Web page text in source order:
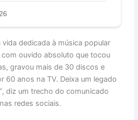
vida dedicada à música popular
ouvido absoluto que tocou
gravou mais de 30 discos e
60 anos na TV. Deixa um legado
diz um trecho do comunicado
redes sociais.